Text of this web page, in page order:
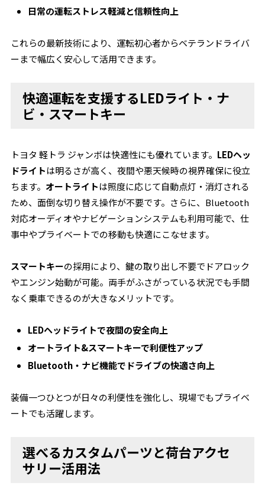
日常の運転ストレス軽減と信頼性向上
これらの最新技術により、運転初心者からベテランドライバ
ーまで幅広く安心して活用できます。
快適運転を支援するLEDライト・ナ
ビ・スマートキー
トヨタ 軽トラ ジャンボは快適性にも優れています。 LEDヘッ
ドライトは明るさが高く、夜間や悪天候時の視界確保に役立
ちます。 オートライトは照度に応じて自動点灯・消灯される
ため、面倒な切り替え操作が不要です。さらに、Bluetooth
対応オーディオやナビゲーションシステムも利用可能で、仕
事中やプライベートでの移動も快適にこなせます。
スマートキーの採用により、鍵の取り出し不要でドアロック
やエンジン始動が可能。両手がふさがっている状況でも手間
なく乗車できるのが大きなメリットです。
LEDヘッドライトで夜間の安全向上
オートライト&スマートキーで利便性アップ
Bluetooth・ナビ機能でドライブの快適さ向上
装備一つひとつが日々の利便性を強化し、現場でもプライベ
ートでも活躍します。
選べるカスタムパーツと荷台アクセ
サリー活用法